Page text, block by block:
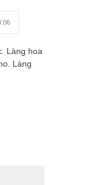
Làng hoa
Làng